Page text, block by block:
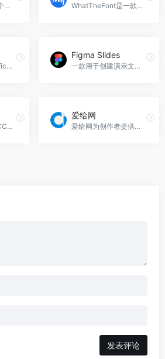
AI写诗诗三百是一个在线诗歌创作平台，提供智能作诗服务。 WhatTheFont是一款通过上传图像识别字体的简单工具。
不坑盒子：免费Office插件，高效处理Word、Excel、PPT和WPS文档。
Figma Slides
一款用于创建演示文稿的强大工具，Figma Slides为团队提供设计和制作幻灯片动画的协作平台。Figma Slides官网入口网址
Hippopx提供免费CC0协议的高清免版权图片，供用户下载使用。
爱给网
爱给网为创作者提供高品质的声音、影视、游戏和动画创意作品服务。
发表评论